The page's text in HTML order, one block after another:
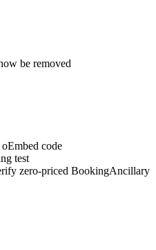
be removed
code
test
zero-priced BookingAncillary